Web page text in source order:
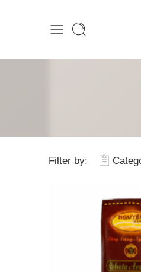
Filter by: